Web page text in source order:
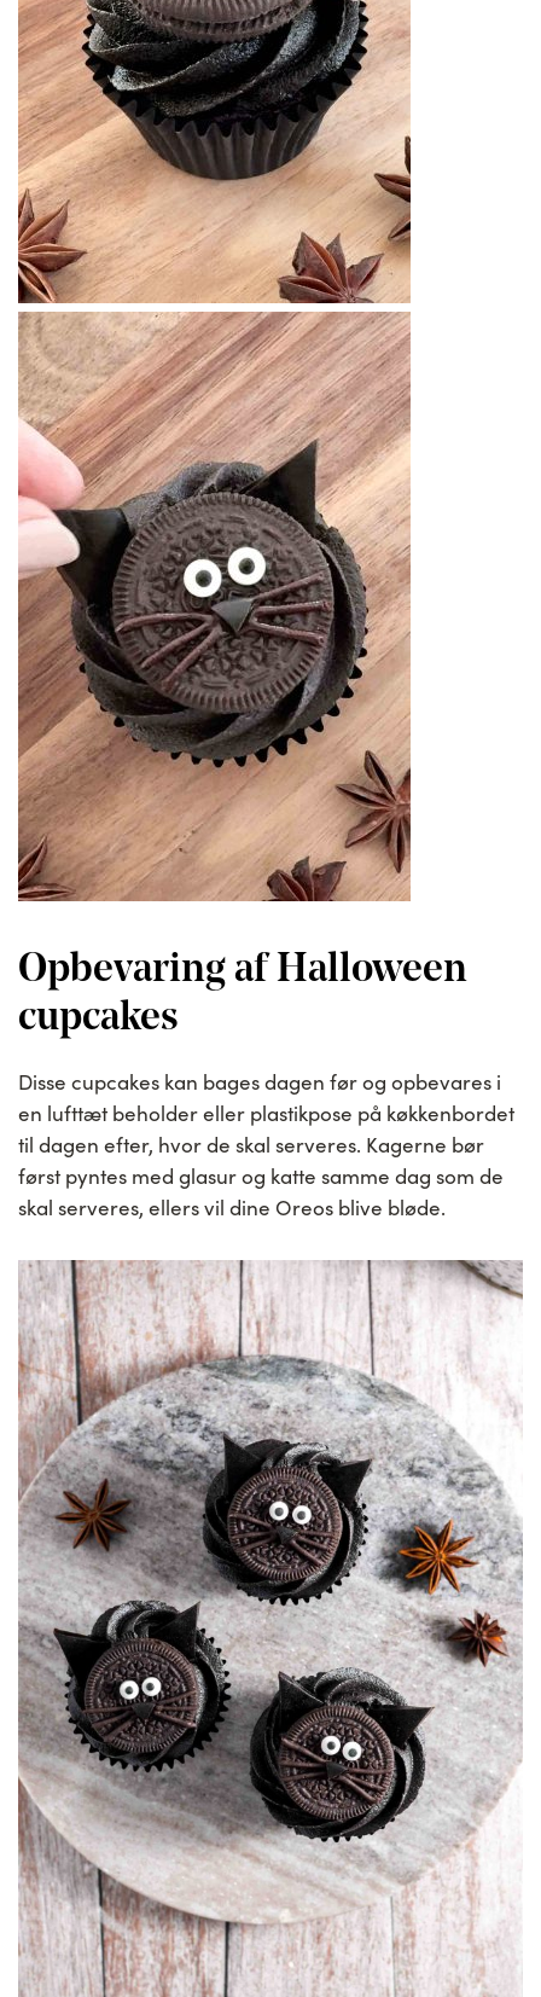
Opbevaring af Halloween
cupcakes
Disse cupcakes kan bages dagen før og opbevares i
en lufttæt beholder eller plastikpose på køkkenbordet
til dagen efter, hvor de skal serveres. Kagerne bør
først pyntes med glasur og katte samme dag som de
skal serveres, ellers vil dine Oreos blive bløde.